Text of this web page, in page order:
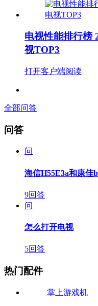
电视性能排行榜
视TOP3
打开客户端阅读
全部问答
问答
问
海信H55E3a和康佳
9回答
问
怎么打开电视
5回答
热门配件
掌上游戏机